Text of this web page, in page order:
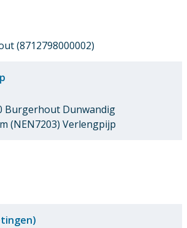
(8712798000002)
Burgerhout Dunwandig
(NEN7203) Verlengpijp